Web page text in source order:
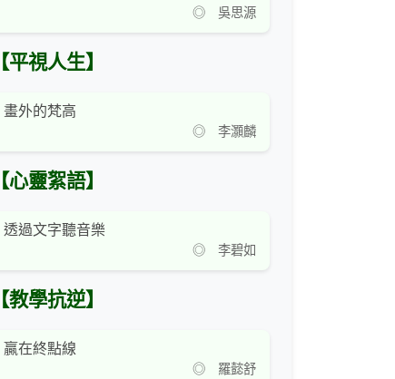
◎ 吳思源
【平視人生】
畫外的梵高
◎ 李灝麟
【心靈絮語】
透過文字聽音樂
◎ 李碧如
【教學抗逆】
贏在終點線
◎ 羅懿舒